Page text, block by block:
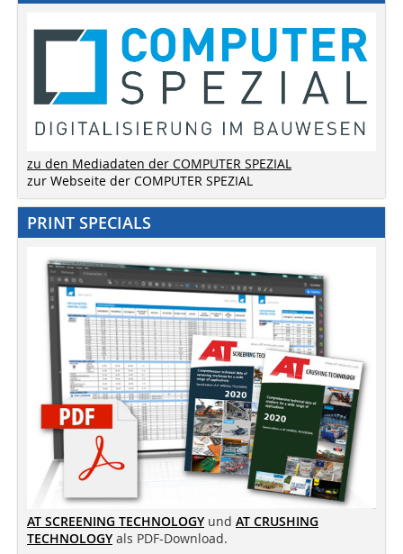
zu den Mediadaten der COMPUTER SPEZIAL
zur Webseite der COMPUTER SPEZIAL
PRINT SPECIALS
AT SCREENING TECHNOLOGY und AT CRUSHING
TECHNOLOGY als PDF-Download.